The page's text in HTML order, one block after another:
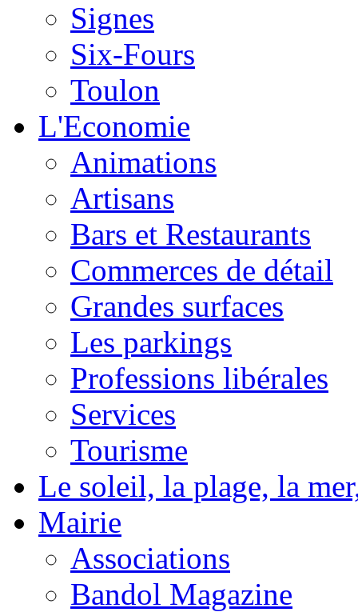
Signes
Six-Fours
Toulon
L'Economie
Animations
Artisans
Bars et Restaurants
Commerces de détail
Grandes surfaces
Les parkings
Professions libérales
Services
Tourisme
Le soleil, la plage, la
Mairie
Associations
Bandol Magazine